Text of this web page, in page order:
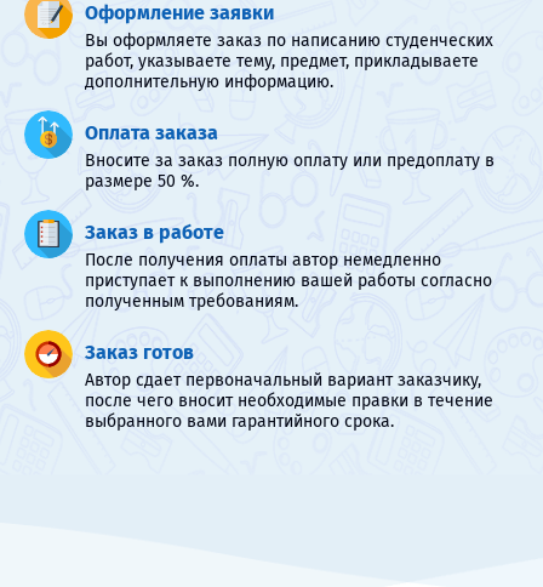
Оформление заявки
Вы оформляете заказ по написанию студенческих
работ, указываете тему, предмет, прикладываете
дополнительную информацию.
Оплата заказа
Вносите за заказ полную оплату или предоплату в
размере 50 %.
Заказ в работе
После получения оплаты автор немедленно
приступает к выполнению вашей работы согласно
полученным требованиям.
Заказ готов
Автор сдает первоначальный вариант заказчику,
после чего вносит необходимые правки в течение
выбранного вами гарантийного срока.